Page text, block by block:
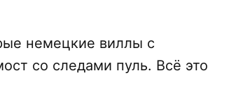
немецкие виллы с
со следами пуль. Всё это